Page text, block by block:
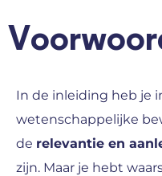
In de inleiding heb je
wetenschappelijke
de relevantie en
zijn. Maar je hebt